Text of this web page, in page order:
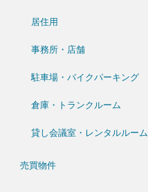
居住用
事務所・店舗
駐車場・バイクパーキング
倉庫・トランクルーム
貸し会議室・レンタルルーム
売買物件